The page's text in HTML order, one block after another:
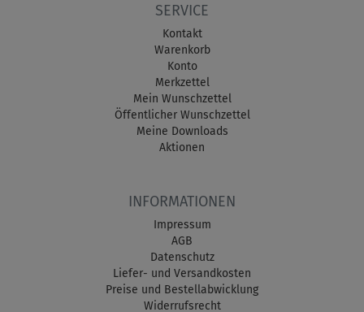
SERVICE
Kontakt
Warenkorb
Konto
Merkzettel
Mein Wunschzettel
Öffentlicher Wunschzettel
Meine Downloads
Aktionen
INFORMATIONEN
Impressum
AGB
Datenschutz
Liefer- und Versandkosten
Preise und Bestellabwicklung
Widerrufsrecht